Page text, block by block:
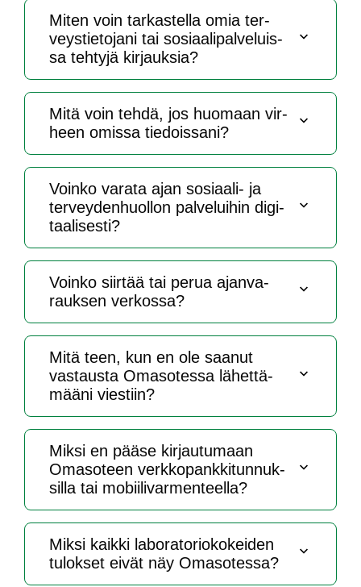
Mi­ten voin tar­kas­tel­la omia ter­
veys­tie­to­ja­ni tai so­siaa­li­pal­ve­luis­
sa teh­ty­jä kir­jauk­sia?
Mi­tä voin teh­dä, jos huo­maan vir­
heen omis­sa tie­dois­sa­ni?
Voin­ko va­ra­ta ajan so­siaa­li- ja
ter­vey­den­huol­lon pal­ve­lui­hin di­gi­
taa­li­ses­ti?
Voin­ko siir­tää tai pe­rua ajan­va­
rauk­sen ver­kos­sa?
Mi­tä teen, kun en ole saa­nut
vas­taus­ta Oma­so­tes­sa lä­het­tä­
mää­ni vies­tiin?
Mik­si en pää­se kir­jau­tu­maan
Oma­so­teen verk­ko­pank­ki­tun­nuk­
sil­la tai mo­bii­li­var­men­teel­la?
Mik­si kaik­ki la­bo­ra­to­rio­ko­kei­den
tu­lok­set ei­vät näy Oma­so­tes­sa?